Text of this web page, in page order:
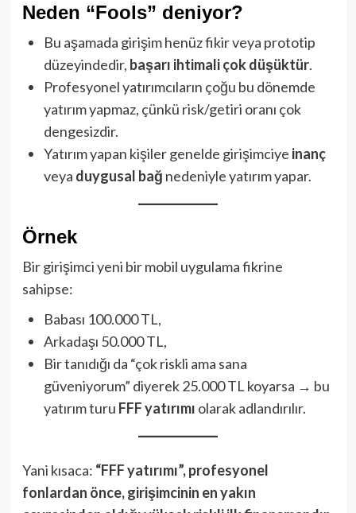
Neden “Fools” deniyor?
Bu aşamada girişim henüz fikir veya prototip
düzeyindedir, başarı ihtimali çok düşüktür.
Profesyonel yatırımcıların çoğu bu dönemde
yatırım yapmaz, çünkü risk/getiri oranı çok
dengesizdir.
Yatırım yapan kişiler genelde girişimciye inanç
veya duygusal bağ nedeniyle yatırım yapar.
Örnek
Bir girişimci yeni bir mobil uygulama fikrine
sahipse:
Babası 100.000 TL,
Arkadaşı 50.000 TL,
Bir tanıdığı da “çok riskli ama sana
güveniyorum” diyerek 25.000 TL koyarsa → bu
yatırım turu FFF yatırımı olarak adlandırılır.
Yani kısaca: “FFF yatırımı”, profesyonel
fonlardan önce, girişimcinin en yakın